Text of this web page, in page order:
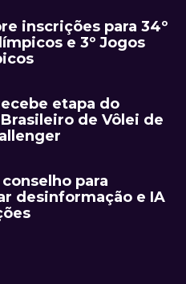
inscrições para 34º
e 3º Jogos
etapa do
de Vôlei de
para
desinformação e IA